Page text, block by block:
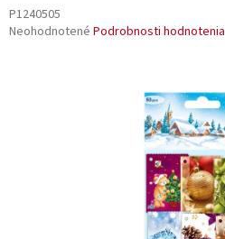
P1240505
Priemerné
Neohodnotené Podrobnosti hodnotenia